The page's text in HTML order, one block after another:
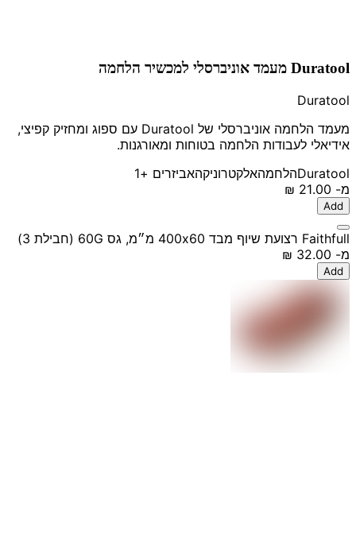
Duratool מעמד אוניברסלי למכשיר הלחמה
Duratool
מעמד הלחמה אוניברסלי של Duratool עם ספוג ומחזיק קפיצי,
אידיאלי לעבודות הלחמה בטוחות ומאורגנות.
Duratoolהלחמהאלקטרוניקהאביזרים +1
מ-
Add
Faithfull רצועת שיוף מבד 400x60 מ״מ, גס 60G (חבילת 3)
מ-
Add